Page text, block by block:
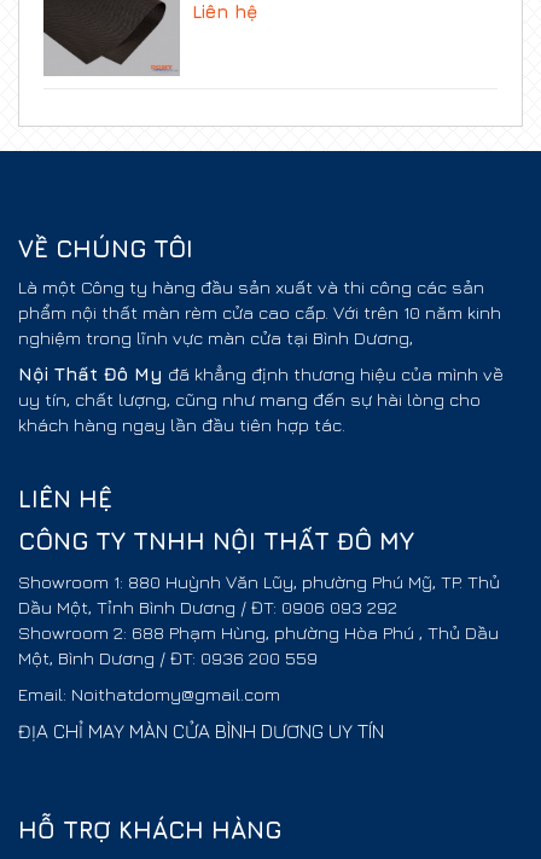
Liên hệ
VỀ CHÚNG TÔI
Là một Công ty hàng đầu sản xuất và thi công các sản
phẩm nội thất màn rèm cửa cao cấp. Với trên 10 năm kinh
nghiệm trong lĩnh vực màn cửa tại Bình Dương,
Nội Thất Đô My đã khẳng định thương hiệu của mình về
uy tín, chất lượng, cũng như mang đến sự hài lòng cho
khách hàng ngay lần đầu tiên hợp tác.
LIÊN HỆ
CÔNG TY TNHH NỘI THẤT ĐÔ MY
Showroom 1: 880 Huỳnh Văn Lũy, phường Phú Mỹ, TP. Thủ
Dầu Một, Tỉnh Bình Dương / ĐT: 0906 093 292
Showroom 2: 688 Phạm Hùng, phường Hòa Phú , Thủ Dầu
Một, Bình Dương / ĐT: 0936 200 559
Email: Noithatdomy@gmail.com
ĐỊA CHỈ MAY MÀN CỬA BÌNH DƯƠNG UY TÍN
HỖ TRỢ KHÁCH HÀNG